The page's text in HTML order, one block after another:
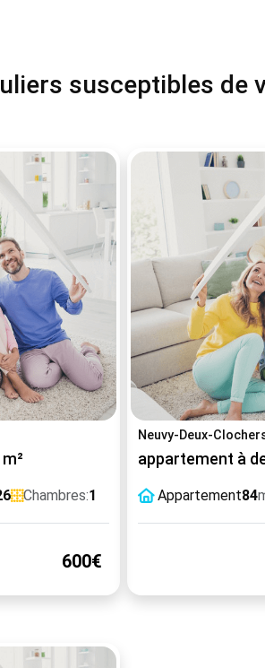
susceptibles de
Chambres:1
600€
Neuvy-Deux-
appartement à
Appartement84